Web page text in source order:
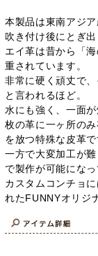
本製品は東南アジ
吹き付け後にとぎ
エイ革は昔から「
重されています。
非常に硬く頑丈で
と言われるほど。
水にも強く、一面
枚の革に一ヶ所の
を放つ特殊な皮革で
一方で大変加工が
で製作が可能になっ
カスタムコンチョ
れたFUNNYオリジ